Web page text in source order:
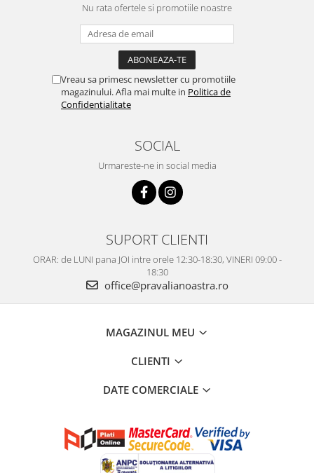
Nu rata ofertele si promotiile noastre
Vreau sa primesc newsletter cu promotiile
magazinului. Afla mai multe in Politica de
Confidentialitate
SOCIAL
Urmareste-ne in social media
SUPORT CLIENTI
ORAR: de LUNI pana JOI intre orele 12:30-18:30, VINERI 09:00 -
18:30
office@pravalianoastra.ro
MAGAZINUL MEU
CLIENTI
DATE COMERCIALE